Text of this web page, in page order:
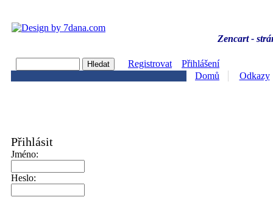
Zencart -
Registrovat
Přihlášení
Domů
Odkazy
Přihlásit
Jméno:
Heslo: